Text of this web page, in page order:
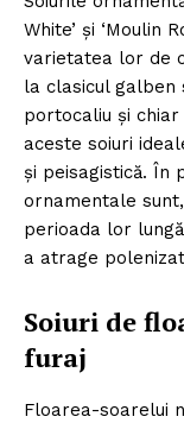
White’ și ‘Moulin
varietatea lor de
la clasicul galben
portocaliu și
aceste soiuri
și peisagistică. În
ornamentale
perioada lor
a atrage
Soiuri de
furaj
Floarea-soarelui